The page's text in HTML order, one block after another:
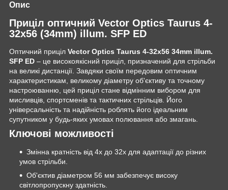
Опис
Приціл оптичний Vector Optics Taurus 4-
32x56 (34mm) illum. SFP ED
Оптичний приціл Vector Optics Taurus 4-32x56 34mm illum.
SFP ED – це високоякісний приціл, призначений для стрільби
на великі дистанції. Завдяки своїм передовим оптичним
характеристикам, великому діаметру об'єктиву та точному
настроюванню, цей приціл стане відмінним вибором для
мисливців, спортсменів та тактичних стрільців. Його
універсальність та надійність роблять його ідеальним
супутником у будь-яких умовах полювання або змагань.
Ключові можливості
Змінна кратність від 4x до 32x для адаптації до різних
умов стрільби.
Об'єктив діаметром 56 мм забезпечує високу
світлопропускну здатність.